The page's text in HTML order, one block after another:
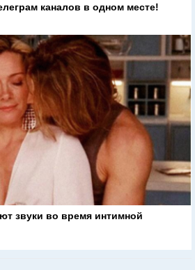
каналов в одном месте!
звуки во время интимной